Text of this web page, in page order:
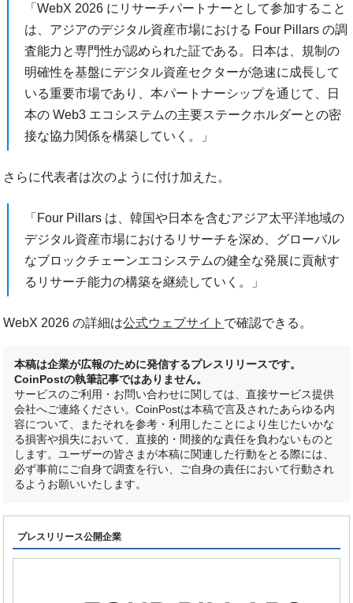
「WebX 2026 にリサーチパートナーとして参加すること
は、アジアのデジタル資産市場における Four Pillars の調
査能力と専門性が認められた証である。日本は、規制の
明確性を基盤にデジタル資産セクターが急速に成長して
いる重要市場であり、本パートナーシップを通じて、日
本の Web3 エコシステムの主要ステークホルダーとの密
接な協力関係を構築していく。」
さらに代表者は次のように付け加えた。
「Four Pillars は、韓国や日本を含むアジア太平洋地域の
デジタル資産市場におけるリサーチを深め、グローバル
なブロックチェーンエコシステムの健全な発展に貢献す
るリサーチ能力の構築を継続していく。」
WebX 2026 の詳細は公式ウェブサイト で確認できる。
本稿は企業が広報のために発信するプレスリリースです。
CoinPostの執筆記事ではありません。
サービスのご利用・お問い合わせに関しては、直接サービス提供
会社へご連絡ください。CoinPostは本稿で言及されたあらゆる内
容について、またそれを参考・利用したことにより生じたいかな
る損害や損失において、直接的・間接的な責任を負わないものと
します。ユーザーの皆さまが本稿に関連した行動をとる際には、
必ず事前にご自身で調査を行い、ご自身の責任において行動され
るようお願いいたします。
プレスリリース公開企業